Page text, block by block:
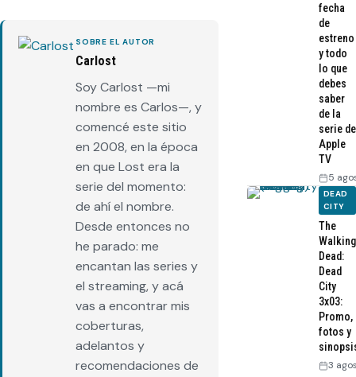
SOBRE EL AUTOR
Carlost
Soy Carlost —mi
nombre es Carlos—, y
comencé este sitio
en 2008, en la época
en que Lost era la
serie del momento:
de ahí el nombre.
Desde entonces no
he parado: me
encantan las series y
el streaming, y acá
vas a encontrar mis
coberturas,
adelantos y
recomendaciones de
fecha
de
estreno
y todo
lo que
debes
saber
de la
serie de
Apple
TV
5
DEAD
CITY
The
Walking
Dead:
Dead
City
3x03:
Promo,
fotos y
3